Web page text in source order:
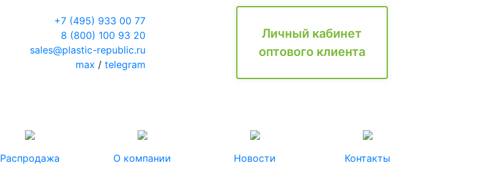
+7 (495) 933 00 77
8 (800) 100 93 20
sales@plastic-republic.ru
max / telegram
Личный кабинет
оптового клиента
Распродажа О компании Новости Контакты